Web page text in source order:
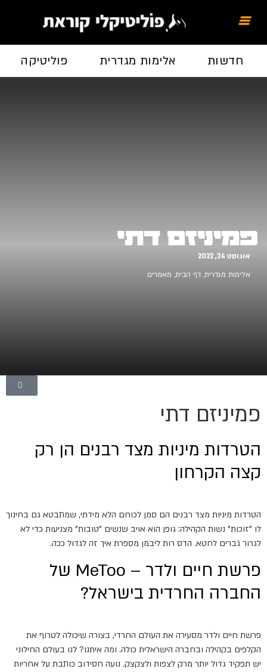
חדשות אלימות מגדרית פוליטיקה
פמיניזם דתי
אוגוסט 24, 2022
אלימות מגדרית, דף הבית, מאמרים
פמיניזם דתי
הטרדות מיניות מצד רבנים הן רק
קצה הקרחון
הטרדות מיניות מצד רבנים הם סמן לכוחם הלא מידתי, שמתבטא גם בחינוך
לו "זוכות" נשות הקהילה: גופן הוא אויב שנשים "טובות" מצניעות כדי לא
לגרור גברים לחטא. הדס רות ליבמן מספרת איך זה לגדול ככה.
פרשת חיים ולדר – MeToo של
החברה החרדית בישראל?
פרשת חיים ולדר מסעירה את העולם החרדי, בצורה שיכולה לטרוף את
הקלפים בקהילה ובחברה הישראלית כולה. ומה איתנו? לנו בעולם החילוני
יש תפקיד גדול יותר מרק לצפות ולצקצק. נועה חסידוב כותבת על אחריות